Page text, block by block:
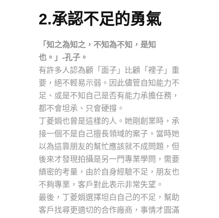
2.承認不足的勇氣
「知之為知之，不知為不知，是知
也。」-孔子。
有許多人認為顧「面子」比顧「裡子」重
要，絕不輕易示弱。因此儘管自知能力不
足、或是不知自己是否有能力承擔任務，
都不會坦承、只會硬撐。
丁菱娟也曾是這樣的人。她剛創業時，承
接一個不是自己擅長領域的案子。當時她
以為這靠朋友的幫忙應該就不成問題，但
後來才發現拍攝是另一門專業學問，需要
縝密的考量，由於自身經驗不足，朋友也
不夠專業，客戶對此表示非常失望。
最後，丁菱娟選擇坦白自己的不足，幫助
客戶找尋更適切的合作廠商，事情才圓滿